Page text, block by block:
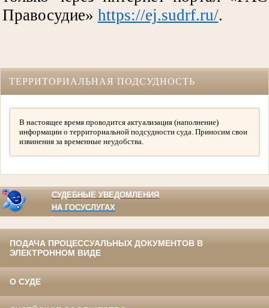
Правосудие» https://ej.sudrf.ru/.
ТЕРРИТОРИАЛЬНАЯ ПОДСУДНОСТЬ
В настоящее время проводится актуализация (наполнение)
информации о территориальной подсудности суда. Приносим свои
извинения за временные неудобства.
СУДЕБНЫЕ УВЕДОМЛЕНИЯ
НА ГОСУСЛУГАХ
ПОДАЧА ПРОЦЕССУАЛЬНЫХ ДОКУМЕНТОВ В
ЭЛЕКТРОННОМ ВИДЕ
О СУДЕ